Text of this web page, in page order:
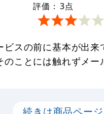
評価： 3点
スの前に基本が出来
ことには触れずメー
続きは商品ペー